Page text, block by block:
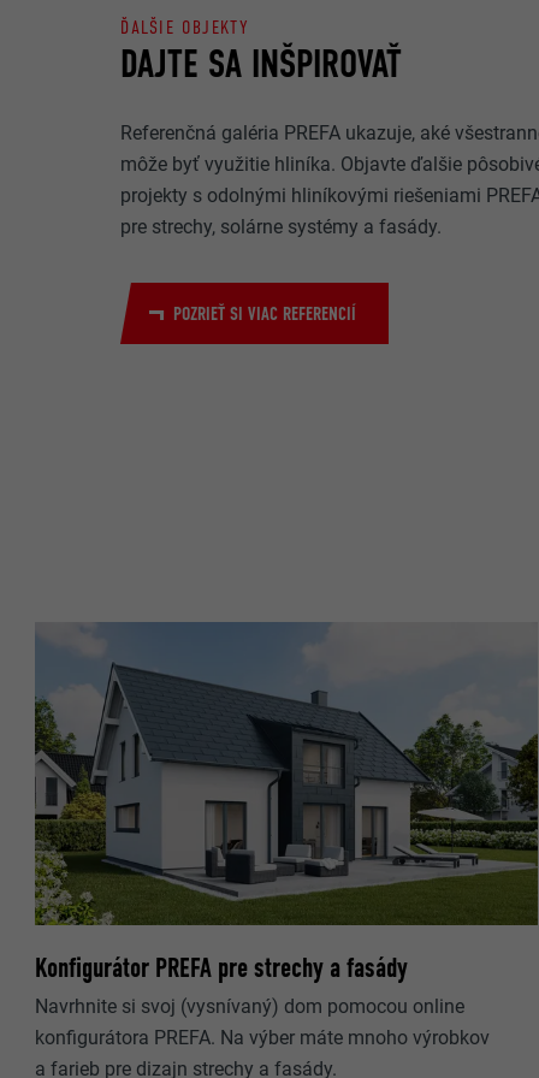
DAJTE SA INŠPIROVAŤ
ĎALŠIE OBJEKTY
Referenčná galéria PREFA ukazuje, aké
môže byť využitie hliníka. Objavte ďalšie
projekty s odolnými hliníkovými riešeniami
pre strechy, solárne systémy a fasády.
POZRIEŤ SI VIAC REFERENCIÍ
Konfigurátor PREFA pre strechy a fasády
Navrhnite si svoj (vysnívaný) dom pomocou online
konfigurátora PREFA. Na výber máte mnoho výrobkov
a farieb pre dizajn strechy a fasády.
NÁZOV
DOBA
ÚČEL
DOBA
MARKETING A
Súbory cookie
reklamy (tretie
zobrazovala
súhlas na
DOBA
ÚČEL
NÁZOV
ÚČEL